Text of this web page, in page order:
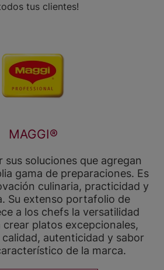
tus clientes!
Image
MAGGI®
sus soluciones que agregan
gama de preparaciones. Es
culinaria, practicidad y
Su extenso portafolio de
a los chefs la versatilidad
crear platos excepcionales,
autenticidad y sabor
de la marca.